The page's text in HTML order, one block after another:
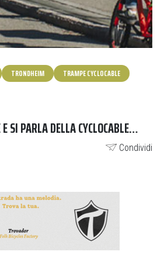
TRONDHEIM TRAMPE CYCLOCABLE
SI PARLA DELLA CYCLOCABLE…
Condividi